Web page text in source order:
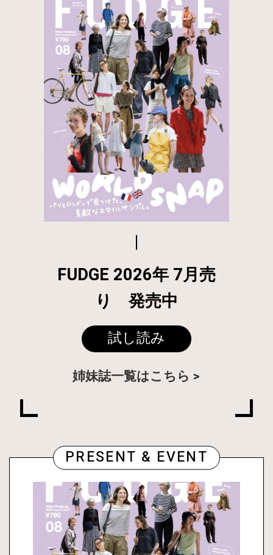
FUDGE 2026年 7月売
り 発売中
試し読み
姉妹誌一覧はこちら
PRESENT & EVENT